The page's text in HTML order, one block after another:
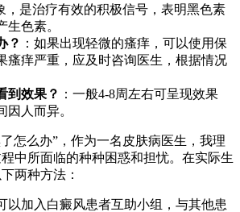
，是治疗有效的积极信号，表明黑色素
生色素。
？ ：如果出现轻微的瘙痒，可以使用保
瘙痒严重，应及时咨询医生，根据情况
到效果？ ：一般4-8周左右可呈现效果
因人而异。
怎么办”，作为一名皮肤病医生，我理
中所面临的种种困惑和担忧。在实际生
两种方法：
以加入白癜风患者互助小组，与其他患